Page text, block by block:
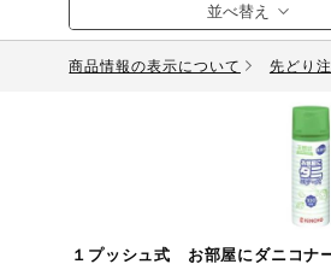
お気に入り注文
注文履歴注文
豆腐・納豆・
こんにゃく
商品情報の表示について 先どり
１プッシュ式 お部屋にダニコナ